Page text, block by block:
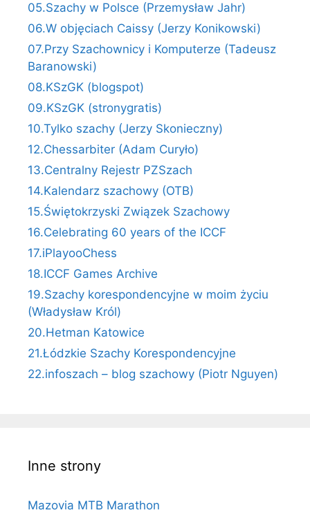
05.Szachy w Polsce (Przemysław Jahr)
06.W objęciach Caissy (Jerzy Konikowski)
07.Przy Szachownicy i Komputerze (Tadeusz
Baranowski)
08.KSzGK (blogspot)
09.KSzGK (stronygratis)
10.Tylko szachy (Jerzy Skonieczny)
12.Chessarbiter (Adam Curyło)
13.Centralny Rejestr PZSzach
14.Kalendarz szachowy (OTB)
15.Świętokrzyski Związek Szachowy
16.Celebrating 60 years of the ICCF
17.iPlayooChess
18.ICCF Games Archive
19.Szachy korespondencyjne w moim życiu
(Władysław Król)
20.Hetman Katowice
21.Łódzkie Szachy Korespondencyjne
22.infoszach – blog szachowy (Piotr Nguyen)
Inne strony
Mazovia MTB Marathon